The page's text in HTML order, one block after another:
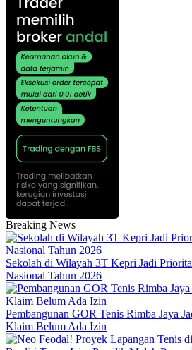
Breaking News
Sekolah di Wilayah 3T Kepri Jadi
Nasional Tahun 2026
Pembangunan GOR Tenis Rimba Jaya
Klaim Belum Ada Izin